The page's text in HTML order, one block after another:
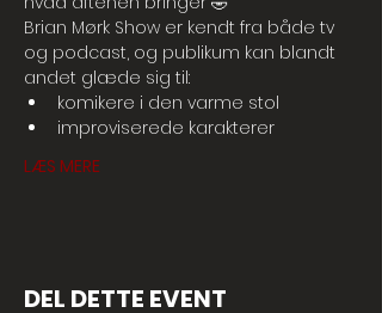
Brian Mørk Show er kendt fra både tv
og podcast, og publikum kan blandt
andet glæde sig til:
komikere i den varme stol
improviserede karakterer
LÆS MERE
DEL DETTE EVENT